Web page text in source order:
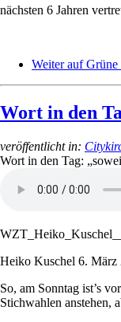
nächsten 6 Jahren
Weiter auf Grüne
Wort in den
veröffentlicht in:
Wort in den Tag:
Heiko Kuschel 6. März
So, am Sonntag ist’s
Stichwahlen anstehen,